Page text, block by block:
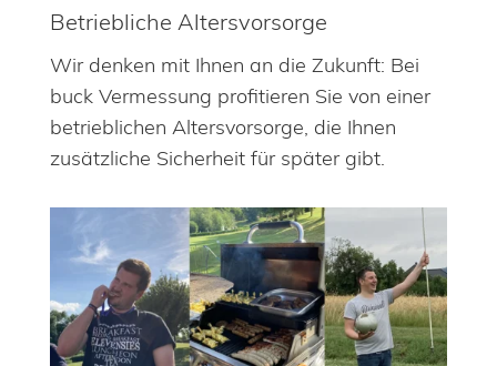
Betriebliche Altersvorsorge
Wir denken mit Ihnen an die Zukunft: Bei
buck Vermessung profitieren Sie von einer
betrieblichen Altersvorsorge, die Ihnen
zusätzliche Sicherheit für später gibt.